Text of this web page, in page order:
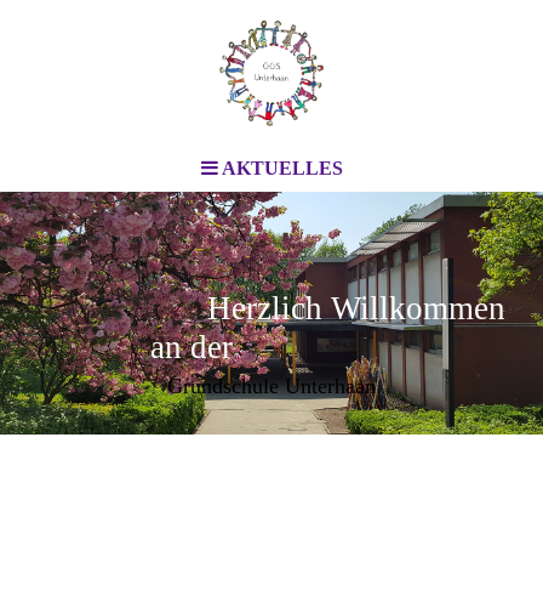
AKTUELLES
Herzlich Willkommen
an der
Grundschule Unterhaan